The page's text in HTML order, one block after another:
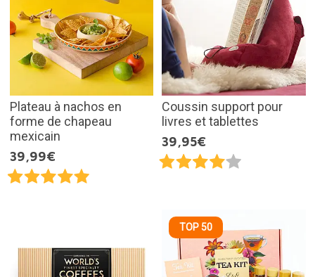
Plateau à nachos en
forme de chapeau
mexicain
39,99€
Coussin support pour
livres et tablettes
39,95€
TOP 50